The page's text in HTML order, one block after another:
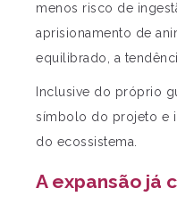
menos risco de
aprisionamento de
equilibrado, a
Inclusive do próprio
símbolo do projeto e
do ecossistema.
A expansão já